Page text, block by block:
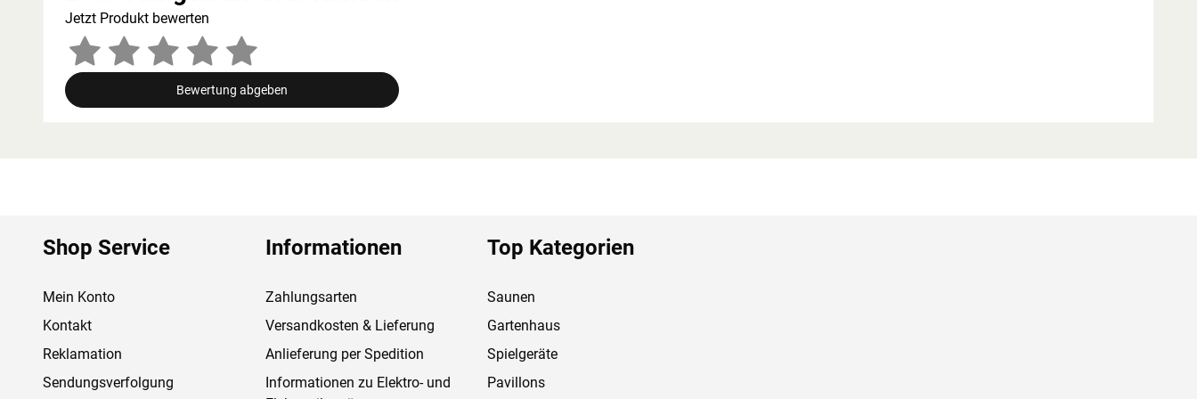
Jetzt Produkt bewerten
Bewertung abgeben
Shop Service
Mein Konto
Kontakt
Reklamation
Sendungsverfolgung
Informationen
Zahlungsarten
Versandkosten & Lieferung
Anlieferung per Spedition
Informationen zu Elektro- und
Top Kategorien
Saunen
Gartenhaus
Spielgeräte
Pavillons